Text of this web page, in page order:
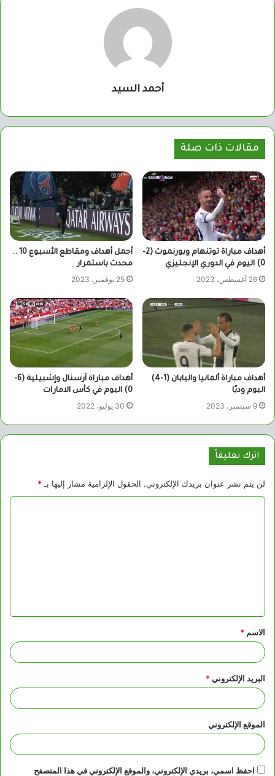
أحمد السيد
مقالات ذات صلة
أهداف مباراة توتنهام وبورنموث (2-
0) اليوم في الدوري الإنجليزي
26 أغسطس، 2023
أجمل أهداف ومقاطع الأسبوع 10 ..
محدث باستمرار
25 نوفمبر، 2023
أهداف مباراة ألمانيا واليابان (1-4)
اليوم وديًا
9 سبتمبر، 2023
أهداف مباراة آرسنال وإشبيلية (6-
0) اليوم في كأس الامارات
30 يوليو، 2022
اترك تعليقاً
لن يتم نشر عنوان بريدك الإلكتروني. الحقول الإلزامية مشار إليها بـ *
ق
*
الاسم *
البريد الإلكتروني*
الموقع الإلكتروني
احفظ اسمي، بريدي الإلكتروني، والموقع الإلكتروني في هذا المتصفح